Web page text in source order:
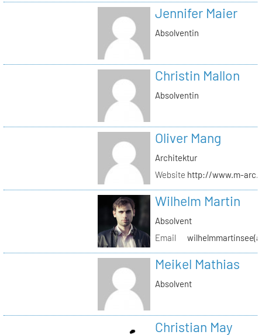
Jennifer Maier
Absolventin
Christin Mallon
Absolventin
Oliver Mang
Architektur
Website http://www.m-
Wilhelm Martin
Absolvent
Email
Meikel Mathias
Absolvent
Christian May